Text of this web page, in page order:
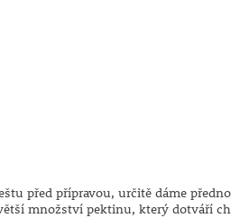
před přípravou, určitě dáme
množství pektinu, který dotváří